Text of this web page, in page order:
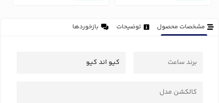
مشخصات محصول توضیحات بازخوردها
برند ساعت کیو اند کیو
کالکشن مدل